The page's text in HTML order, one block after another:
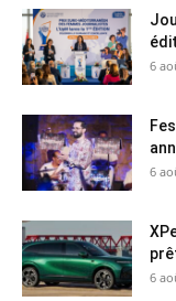
6
6
6